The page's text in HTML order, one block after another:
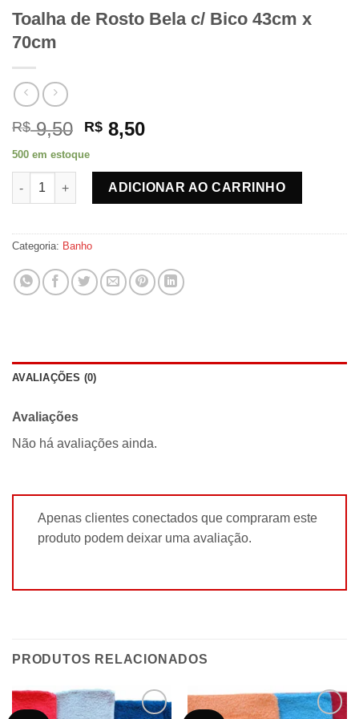
Toalha de Rosto Bela c/ Bico 43cm x
70cm
R$9,50 O
preço
original
era:
R$ 9,50.
R$ 8,50O
atual
é:
R$ 8,50.
500 em estoque
Toalha de Rosto Bela c/ Bico 43cm x 70cm quantidade
ADICIONAR AO CARRINHO
Categoria: Banho
AVALIAÇÕES (0)
Avaliações
Não há avaliações ainda.
Apenas clientes conectados que compraram este
produto podem deixar uma avaliação.
PRODUTOS RELACIONADOS